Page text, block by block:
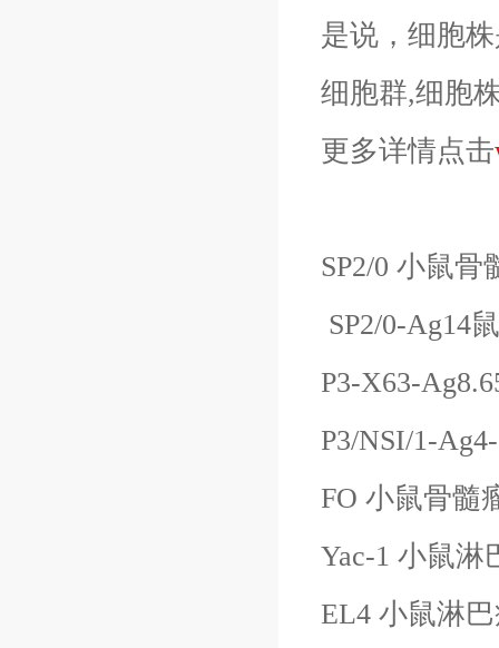
是说，细胞
细胞群,细胞
更多详情点击
SP2/0 小鼠骨
SP2/0-Ag14
P3-X63-
P3/NSI/1-
FO 小鼠骨髓
Yac-1 小鼠淋
EL4 小鼠淋